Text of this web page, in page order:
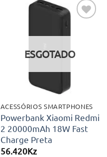
Adicionar
aos meus
ESGOTADO
ACESSÓRIOS SMARTPHONES
Powerbank Xiaomi Redmi
2 20000mAh 18W Fast
Charge Preta
56.420Kz